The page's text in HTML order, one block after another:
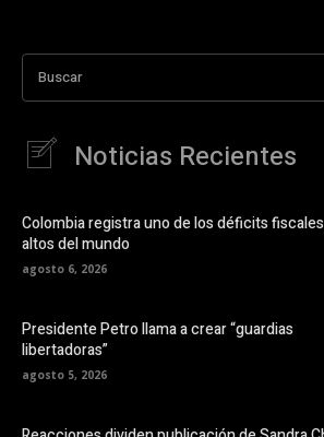
Buscar
Noticias Recientes
Colombia registra uno de los déficits
altos del mundo
agosto 6, 2026
Presidente Petro llama a crear “guardias
libertadoras”
agosto 5, 2026